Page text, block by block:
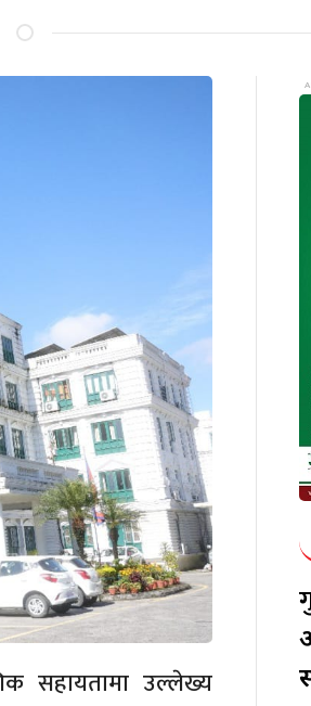
सहायतामा उल्लेख्य